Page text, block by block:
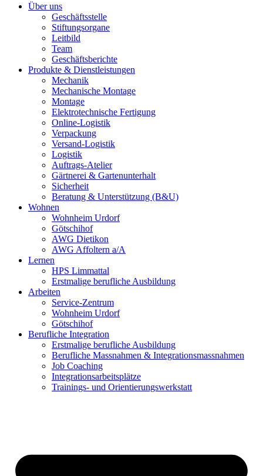
Über uns
Geschäftsstelle
Stiftungsorgane
Leitbild
Team
Geschäftsberichte
Produkte & Dienstleistungen
Mechanik
Mechanische Montage
Montage
Elektrotechnische Fertigung
Online-Logistik
Verpackung
Versand-Logistik
Logistik
Auftrags-Atelier
Gärtnerei & Gartenunterhalt
Sicherheit
Beratung & Unterstützung (B&U)
Wohnen
Wohnheim Urdorf
Götschihof
AWG Dietikon
AWG Affoltern a/A
Lernen
HPS Limmattal
Erstmalige berufliche Ausbildung
Arbeiten
Service-Zentrum
Wohnheim Urdorf
Götschihof
Berufliche Integration
Erstmalige berufliche Ausbildung
Berufliche Massnahmen & Integrationsmassnahmen
Job Coaching
Integrationsarbeitsplätze
Trainings- und Orientierungswerkstatt